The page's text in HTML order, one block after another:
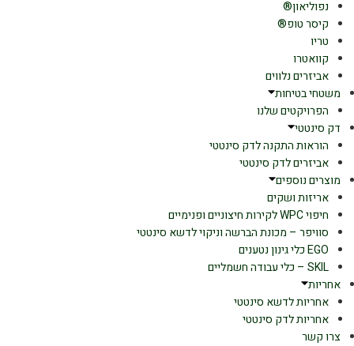
נפוליאון®
קיסר טופ®
טריו
קוואטרו
אביזרים נלווים
משטחי בטיחות
הפרויקטים שלנו
דק סינטטי
הוראות התקנה לדק סינטטי
אביזרים לדק סינטטי
מוצרים נוספים
אריזות ושקים
חיפוי WPC לקירות חיצוניים ופנימיים
סוויפר – מכונת הברשה וניקוי לדשא סינטטי
EGO כלי גינון נטענים
SKIL – כלי עבודה חשמליים
אחריות
אחריות לדשא סינטטי
אחריות לדק סינטטי
צרו קשר